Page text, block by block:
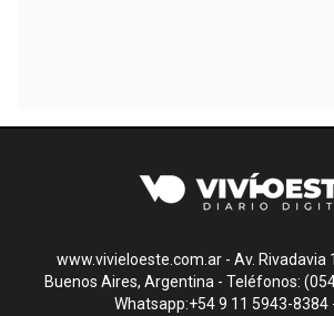
www.vivieloeste.com.ar - Av. Rivadavia
Buenos Aires, Argentina - Teléfonos:
Whatsapp:+54 9 11 5943-8384